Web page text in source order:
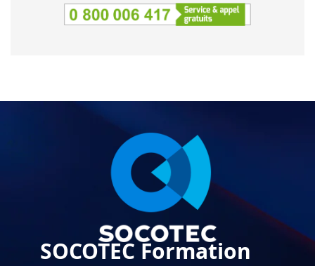
SOCOTEC Formation